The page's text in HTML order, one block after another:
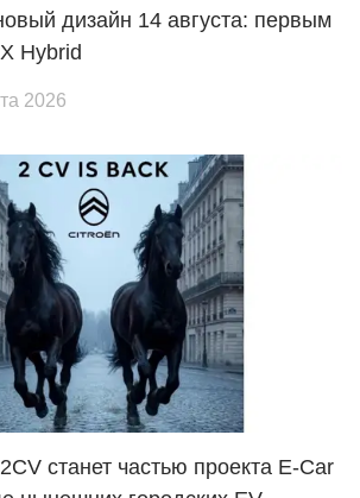
дизайн 14 августа: первым
Hybrid
2026
станет частью проекта E-Car